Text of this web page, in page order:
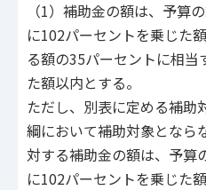
（1）補助金の額は、予算
に102パーセントを乗じた
る額の35パーセントに相
た額以内とする。
ただし、別表に定める補助
綱において補助対象となら
対する補助金の額は、予算
に102パーセントを乗じた